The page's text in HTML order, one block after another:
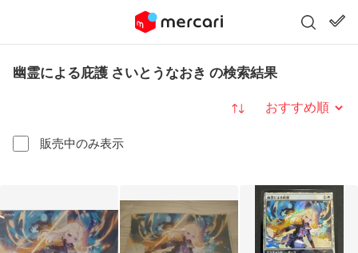
幽霊による庇護 さいとうなおき の検索結果
販売中のみ表示
並び替え